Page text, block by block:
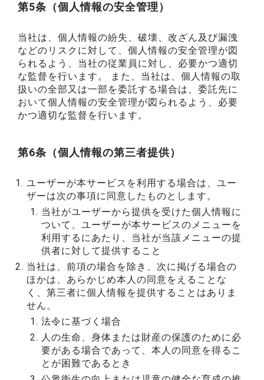
第5条（個人情報の安全管理）
当社は、個人情報の紛失、破壊、改ざん及び漏洩
などのリスクに対して、個人情報の安全管理が図
られるよう、当社の従業員に対し、必要かつ適切
な監督を行います。 また、当社は、個人情報の取
扱いの全部又は一部を委託する場合は、委託先に
おいて個人情報の安全管理が図られるよう、必要
かつ適切な監督を行います。
第6条（個人情報の第三者提供）
ユーザーが本サービスを利用する場合は、ユー
ザーは次の事項に同意したものとします。
当社がユーザーから提供を受けた個人情報に
ついて、ユーザーが本サービスのメニューを
利用するにあたり、当社が当該メニューの提
供者に対して提供すること
当社は、前項の場合を除き、次に掲げる場合の
ほかは、あらかじめ本人の同意をえることな
く、第三者に個人情報を提供することはありま
せん。
法令に基づく場合
人の生命、身体または財産の保護のために必
要がある場合であって、本人の同意を得るこ
とが困難であるとき